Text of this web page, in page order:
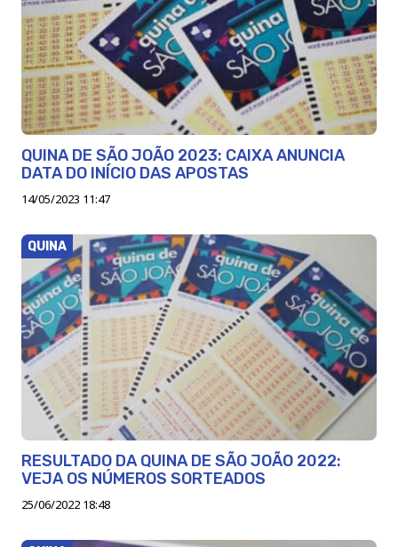
QUINA DE SÃO JOÃO 2023: CAIXA ANUNCIA
DATA DO INÍCIO DAS APOSTAS
14/05/2023 11:47
QUINA
RESULTADO DA QUINA DE SÃO JOÃO 2022:
VEJA OS NÚMEROS SORTEADOS
25/06/2022 18:48